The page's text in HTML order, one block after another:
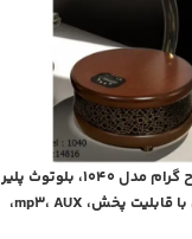
بلوتوث پلیر طرح گرام مدل 1040، بلوتوث پلیر
خلاقانه رومیزی با قابلیت پخش، mp3، AUX،